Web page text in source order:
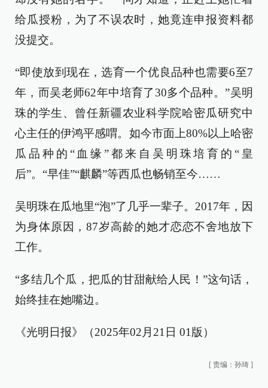
给瓜授粉，为了不误农时，她竟连申报资料都
没提交。
“即使放到现在，选育一个优良品种也需要6至7
年，而吴老师62年中培育了30多个品种。”吴明
珠的学生、曾任新疆农业科学院哈密瓜研究中
心主任的伊鸿平感喟。如今市面上80%以上哈密
瓜品种的“血缘”都来自吴明珠培育的“皇
后”。“早佳”“麒麟”等西瓜也畅销至今……
吴明珠在瓜地里“泡”了几乎一辈子。2017年，因
为身体原因，87岁高龄的她才恋恋不舍地放下
工作。
“多结几个瓜，把瓜的甘甜献给人民！”这句话，
始终挂在她嘴边。
《光明日报》（2025年02月21日 01版）
[ 责编：孙琦 ]